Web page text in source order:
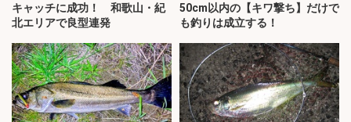
キャッチに成功！ 和歌山・紀
北エリアで良型連発
50cm以内の【キワ撃ち】だけで
も釣りは成立する！